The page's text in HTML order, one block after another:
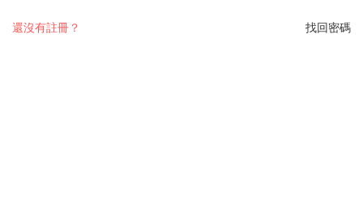
找回密碼
還沒有註冊？